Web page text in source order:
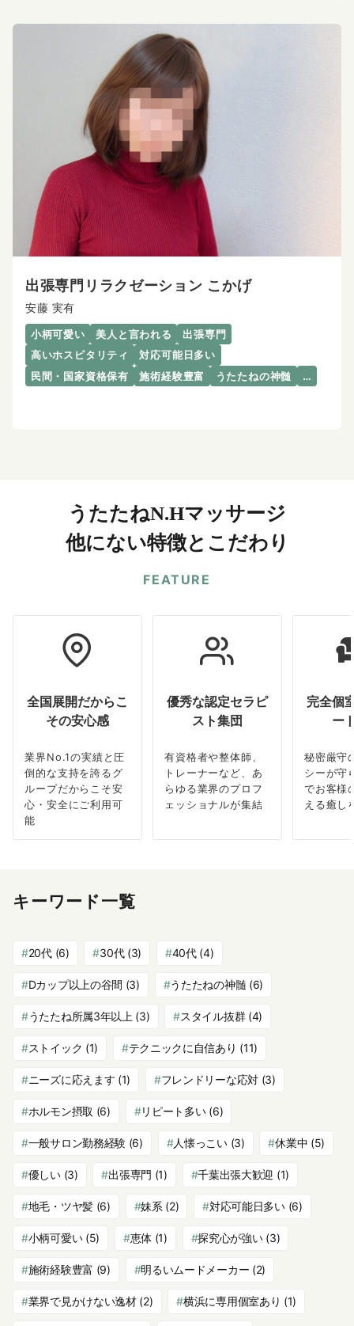
出張専門リラクゼーション こかげ
安藤 実有
小柄可愛い 美人と言われる
出張専門
高いホスピタリティ
対応可能日多い
民間・国家資格保有
施術経験豊富 うたたねの神髄 …
うたたねN.Hマッサージ
他にない特徴とこだわり
FEATURE
全国展開だからこ
その安心感
業界No.1の実績と圧
倒的な支持を誇るグ
ループだからこそ安
心・安全にご利用可
能
優秀な認定セラピ
スト集団
有資格者や整体師、
トレーナーなど、あ
らゆる業界のプロフ
ェッショナルが集結
完全個
ー
秘密厳守
シーが守
でお客様
える癒し
キーワード一覧
20代(6) 30代(3) 40代(4)
Dカップ以上の谷間 (3) うたたねの神髄 (6)
うたたね所属3年以上 (3) スタイル抜群(4)
ストイック (1) テクニックに自信あり (11)
ニーズに応えます (1) フレンドリーな応対(3)
ホルモン摂取 (6) リピート多い(6)
一般サロン勤務経験 (6) 人懐っこい(3) 休業中 (5)
優しい(3) 出張専門 (1) 千葉出張大歓迎 (1)
地毛・ツヤ髪(6) 妹系 (2) 対応可能日多い(6)
小柄可愛い(5) 恵体(1) 探究心が強い(3)
施術経験豊富 (9) 明るいムードメーカー (2)
業界で見かけない逸材(2) 横浜に専用個室あり (1)